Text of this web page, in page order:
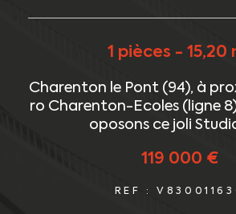
1 pièces - 15,20
Charenton le Pont (94), à
ro Charenton-Ecoles (ligne
oposons ce joli
119 000 €
REF :